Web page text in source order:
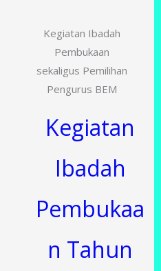
Kegiatan Ibadah
Pembukaan
sekaligus Pemilihan
Pengurus BEM
Kegiatan
Ibadah
Pembukaa
n Tahun